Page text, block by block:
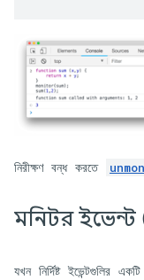
নিরীক্ষণ বন্ধ করতে
মনিটর
যখন নির্দিষ্ট ইভেন্টগুলির